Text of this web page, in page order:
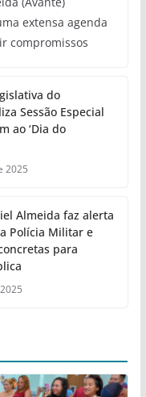
extensa agenda
compromissos
do
Sessão Especial
ao ‘Dia do
2025
Almeida faz alerta
Polícia Militar e
para